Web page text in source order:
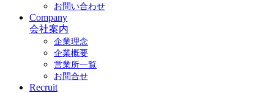
お問い合わせ
Company
会社案内
企業理念
企業概要
営業所一覧
お問合せ
Recruit